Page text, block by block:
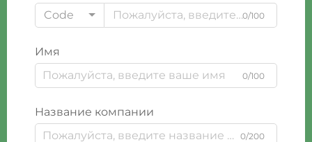
Code
0/100
Имя
0/100
Название компании
0/200